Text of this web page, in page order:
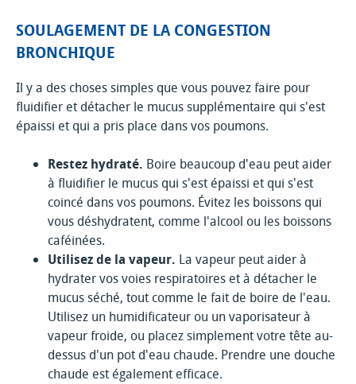
SOULAGEMENT DE LA CONGESTION
BRONCHIQUE
Il y a des choses simples que vous pouvez faire pour
fluidifier et détacher le mucus supplémentaire qui s'est
épaissi et qui a pris place dans vos poumons.
Restez hydraté. Boire beaucoup d'eau peut aider
à fluidifier le mucus qui s'est épaissi et qui s'est
coincé dans vos poumons. Évitez les boissons qui
vous déshydratent, comme l'alcool ou les boissons
caféinées.
Utilisez de la vapeur. La vapeur peut aider à
hydrater vos voies respiratoires et à détacher le
mucus séché, tout comme le fait de boire de l'eau.
Utilisez un humidificateur ou un vaporisateur à
vapeur froide, ou placez simplement votre tête au-
dessus d'un pot d'eau chaude. Prendre une douche
chaude est également efficace.